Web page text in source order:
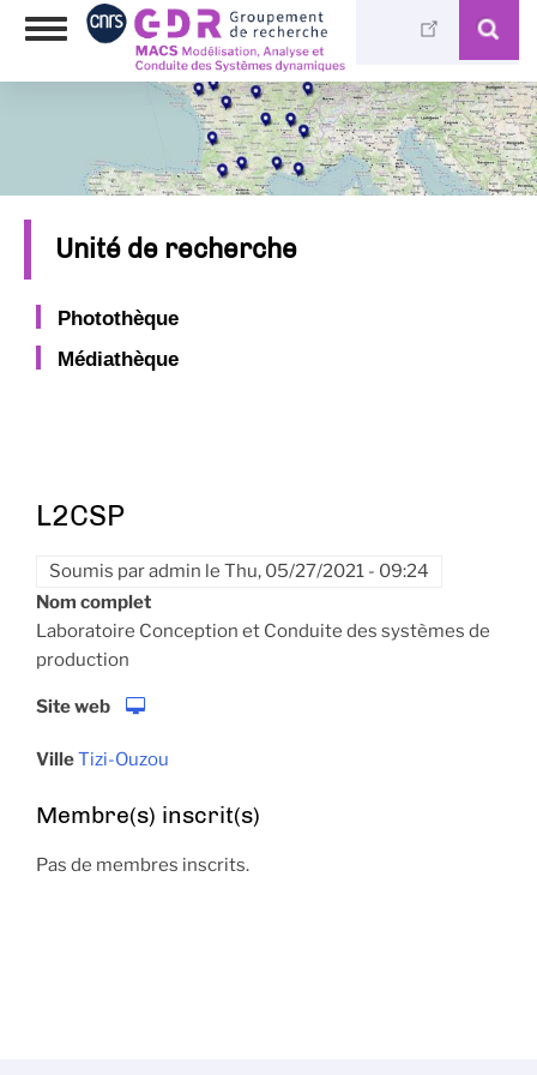
Aller
Toggle
Unité de recherche
Photothèque
Médiathèque
L2CSP
Soumis paradmin le Thu, 05/27/2021 - 09:24
Nom complet
Laboratoire Conception et Conduite des systèmes de
production
Site web
VilleTizi-Ouzou
Membre(s) inscrit(s)
Pas de membres inscrits.